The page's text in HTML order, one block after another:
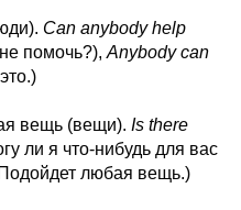
Can anybody help
помочь?), Anybody can
вещь (вещи). Is there
ли я что-нибудь для вас
любая вещь.)